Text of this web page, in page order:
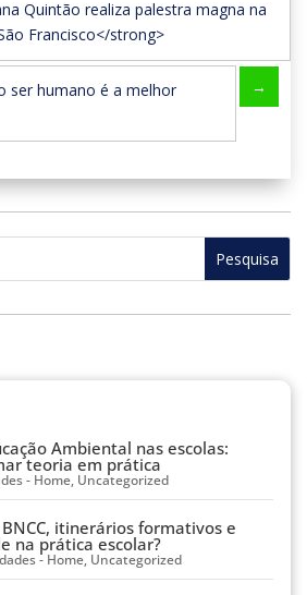
Quintão realiza palestra magna na
Francisco</strong>
ser humano é a melhor
→
Ambiental nas escolas:
teoria em prática
- Home, Uncategorized
itinerários formativos e
na prática escolar?
- Home, Uncategorized